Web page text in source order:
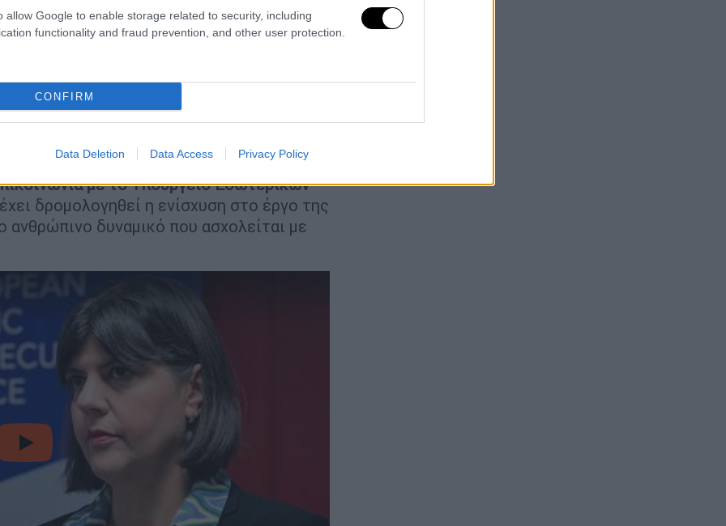
allow Google to enable storage related to security, including
functionality and fraud prevention, and other user protection.
CONFIRM
Data Deletion Data Access Privacy Policy
γρήγορα
όσα είπε για το ότι πρέπει να
για τον ΟΠΕΚΕΠΕ, ενώ
να ολοκληρωθείτο ταχύτερο δυνατό,
«Είμαστε άνθρωποι, έχουμε μόνο
ως έμψυχο υλικό που πρέπει να
με το Υπουργείο Εσωτερικών
δρομολογηθεί η ενίσχυση στο έργο της
δυναμικό που ασχολείται με
video